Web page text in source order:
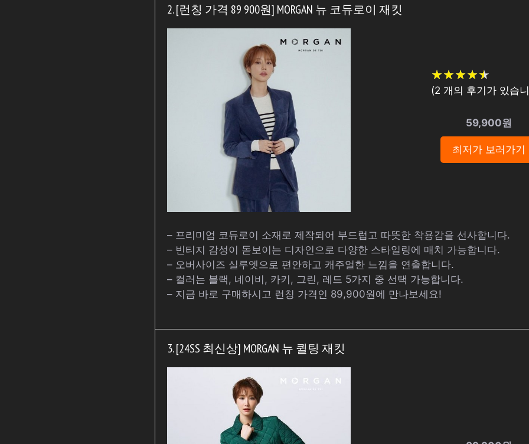
2. [런칭 가격 89 900원] MORGAN 뉴 코듀로이 재킷
★★★★★
★★★★★
(2 개의 후기가 있습
59,900원
최저가 보러가기
– 프리미엄 코듀로이 소재로 제작되어 부드럽고 따뜻한 착용감을 선사합니다.
– 빈티지 감성이 돋보이는 디자인으로 다양한 스타일링에 매치 가능합니다.
– 오버사이즈 실루엣으로 편안하고 캐주얼한 느낌을 연출합니다.
– 컬러는 블랙, 네이비, 카키, 그린, 레드 5가지 중 선택 가능합니다.
– 지금 바로 구매하시고 런칭 가격인 89,900원에 만나보세요!
3. [24SS 최신상] MORGAN 뉴 퀼팅 재킷